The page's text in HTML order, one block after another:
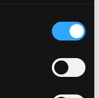
Doch dafür gibt
wir haben natürlich
Start-ups aus ganz